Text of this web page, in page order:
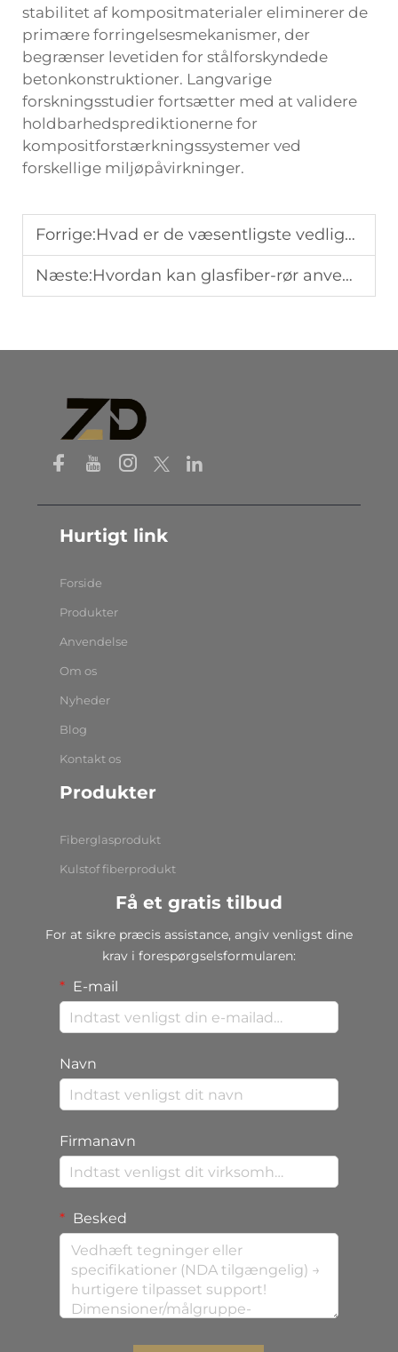
stabilitet af kompositmaterialer eliminerer de
primære forringelsesmekanismer, der
begrænser levetiden for stålforskyndede
betonkonstruktioner. Langvarige
forskningsstudier fortsætter med at validere
holdbarhedsprediktionerne for
kompositforstærkningssystemer ved
forskellige miljøpåvirkninger.
Forrige:Hvad er de væsentligste vedligeholdelsesråd for langvarige fiberglasfirkantede rør?
Næste:Hvordan kan glasfiber-rør anvendes til at forbedre elektrisk isolering?
Hurtigt link
Forside
Produkter
Anvendelse
Om os
Nyheder
Blog
Kontakt os
Produkter
Fiberglasprodukt
Kulstof fiberprodukt
Få et gratis tilbud
For at sikre præcis assistance, angiv venligst dine
krav i forespørgselsformularen:
E-mail
Navn
Firmanavn
Besked